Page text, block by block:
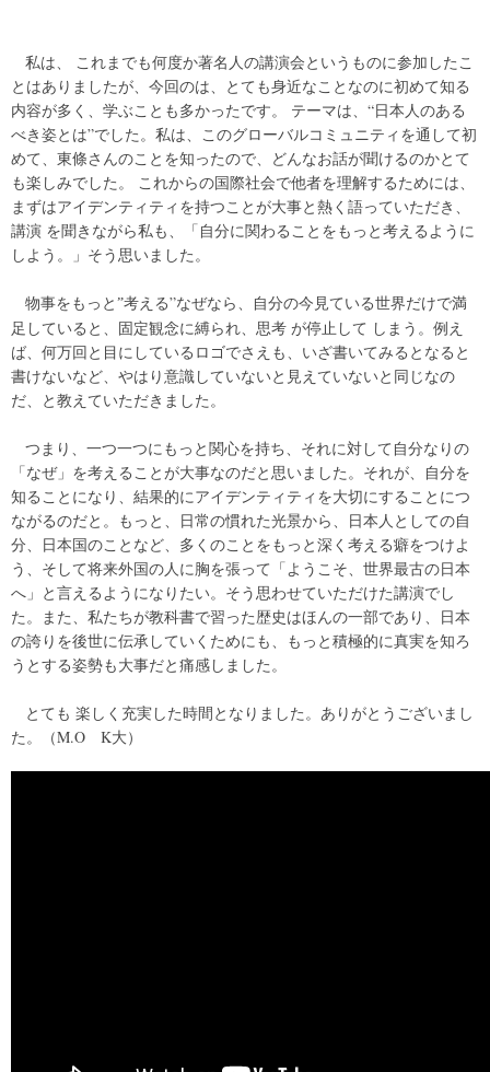
私は、
これまでも何度か著名人の講演会というものに参加したこ
とはありましたが、今回のは、とても身近なことなのに初めて知る
内容が多く、学ぶことも多かったです。
テーマは、“日本人のある
べき姿とは”でした。私は、このグローバルコミュニティを通して初
めて、東條さんのことを知ったので、どんなお話が聞けるのかとて
も楽しみでした。
これからの国際社会で他者を理解するためには、
まずはアイデンティティを持つことが大事と熱く語っていただき、
講演 を聞きながら私も、「自分に関わることをもっと考えるように
しよう。」そう思いました。
物事をもっと”考える”なぜなら、自分の今見ている世界だけで満
足していると、固定観念に縛られ、思考 が停止 して しまう。例え
ば、何万回と目にしているロゴでさえも、いざ書いてみるとなると
書けないなど、やはり意識していないと見えていないと同じなの
だ、と教えていただきました。
つまり、一つ一つにもっと関心を持ち、それに対して自分なりの
「なぜ」を考えることが大事なのだと思いました。それが、自分を
知ることになり、結果的にアイデンティティを大切にすることにつ
ながるのだと。もっと、日常の慣れた光景から、日本人としての自
分、日本国のことなど、多くのことをもっと深く考える癖をつけよ
う、そして将来外国の人に胸を張って「ようこそ、世界最古の日本
へ」と言えるようになりたい。そう思わせていただけた講演でし
た。また、私たちが教科書で習った歴史はほんの一部であり、日本
の誇りを後世に伝承していくためにも、もっと積極的に真実を知ろ
うとする姿勢も大事だと痛感しました。
とても 楽しく 充実した時間となりました。ありがとうございまし
た。（M.O K大）